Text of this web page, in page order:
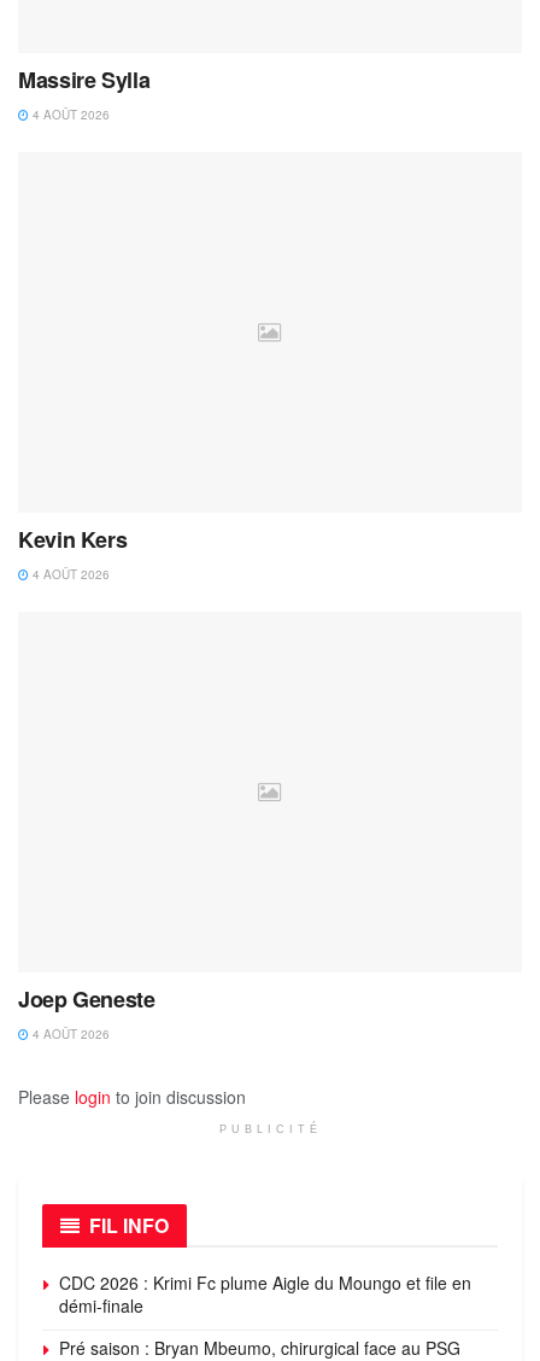
Massire Sylla
4 AOÛT 2026
Kevin Kers
4 AOÛT 2026
Joep Geneste
4 AOÛT 2026
Please login to join discussion
PUBLICITÉ
FIL INFO
CDC 2026 : Krimi Fc plume Aigle du Moungo et file en
démi-finale
Pré saison : Bryan Mbeumo, chirurgical face au PSG